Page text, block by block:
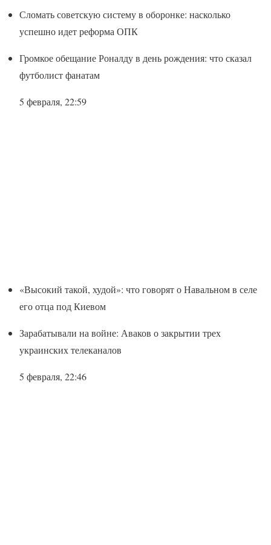
Сломать советскую систему в оборонке: насколько
успешно идет реформа ОПК
Громкое обещание Роналду в день рождения: что сказал
футболист фанатам
5 февраля, 22:59
«Высокий такой, худой»: что говорят о Навальном в селе
его отца под Киевом
Зарабатывали на войне: Аваков о закрытии трех
украинских телеканалов
5 февраля, 22:46